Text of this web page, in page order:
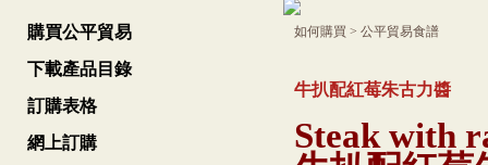
購買公平貿易
下載產品目錄
訂購表格
網上訂購
如何購買 > 公平貿易食譜
牛扒配紅莓朱古力醬
Steak with